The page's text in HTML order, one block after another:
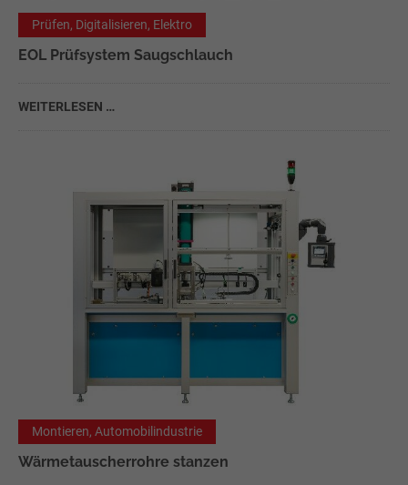
Prüfen, Digitalisieren, Elektro
EOL Prüfsystem Saugschlauch
WEITERLESEN …
Montieren, Automobilindustrie
Wärmetauscherrohre stanzen